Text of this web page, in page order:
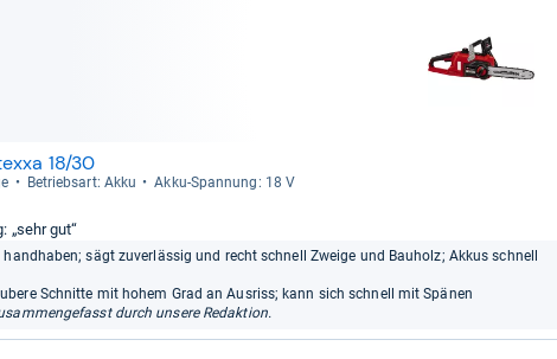
18/30
Betriebs­art: Akku Akku-​Span­nung: 18 V
„sehr gut“
handhaben; sägt zuverlässig und recht schnell Zweige und Bauholz; Akkus schnell
Schnitte mit hohem Grad an Ausriss; kann sich schnell mit Spänen
durch unsere Redaktion.